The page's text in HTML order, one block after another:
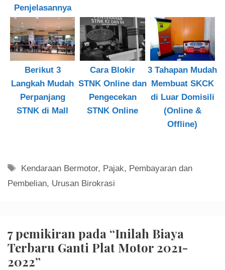
Penjelasannya
Berikut 3
Langkah Mudah
Perpanjang
STNK di Mall
Cara Blokir
STNK Online dan
Pengecekan
STNK Online
3 Tahapan Mudah
Membuat SKCK
di Luar Domisili
(Online &
Offline)
Tag
Kendaraan Bermotor, Pajak, Pembayaran dan
Pembelian, Urusan Birokrasi
7 pemikiran pada “Inilah Biaya
Terbaru Ganti Plat Motor 2021-
2022”